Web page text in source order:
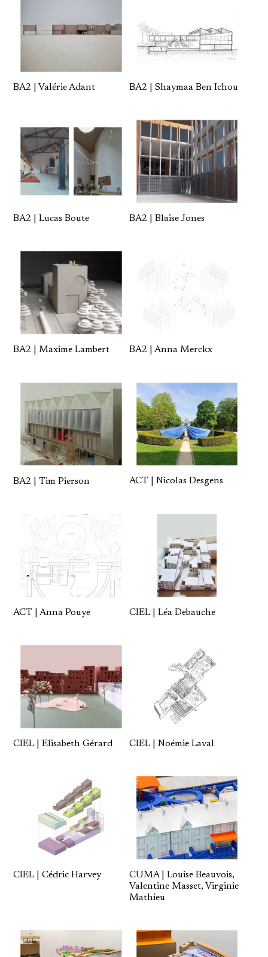
BA2 | Valérie Adant BA2 | Shaymaa Ben Ichou
BA2 | Lucas Boute BA2 | Blaise Jones
BA2 | Maxime Lambert BA2 | Anna Merckx
BA2 | Tim Pierson ACT | Nicolas Desgens
ACT | Anna Pouye CIEL | Léa Debauche
CIEL | Elisabeth Gérard CIEL | Noémie Laval
CIEL | Cédric Harvey
CUMA | Louise Beauvois,
Valentine Masset, Virginie
Mathieu